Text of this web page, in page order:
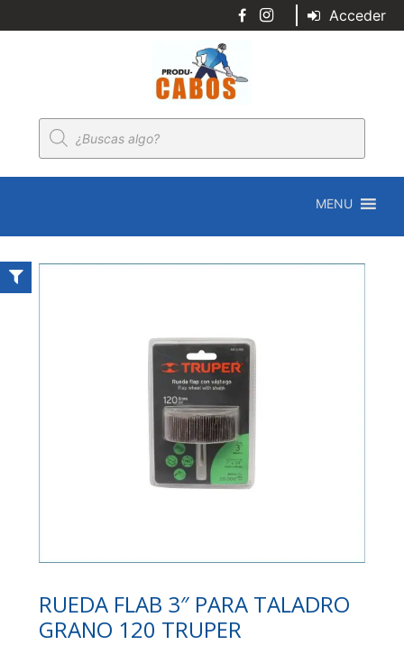
Acceder
Búsqueda
de
productos
MENU
RUEDA FLAB 3″ PARA TALADRO
GRANO 120 TRUPER